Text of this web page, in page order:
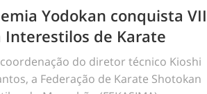
Yodokan conquista VII
Interestilos de Karate
do diretor técnico Kioshi
a Federação de Karate Shotokan